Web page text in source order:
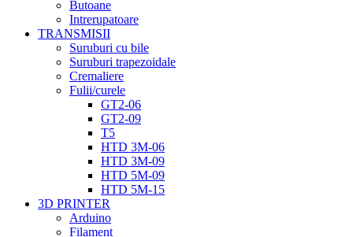
Butoane
Intrerupatoare
TRANSMISII
Suruburi cu bile
Suruburi trapezoidale
Cremaliere
Fulii/curele
GT2-06
GT2-09
T5
HTD 3M-06
HTD 3M-09
HTD 5M-09
HTD 5M-15
3D PRINTER
Arduino
Filament